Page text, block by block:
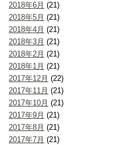
2018年6月 (21)
2018年5月 (21)
2018年4月 (21)
2018年3月 (21)
2018年2月 (21)
2018年1月 (21)
2017年12月 (22)
2017年11月 (21)
2017年10月 (21)
2017年9月 (21)
2017年8月 (21)
2017年7月 (21)